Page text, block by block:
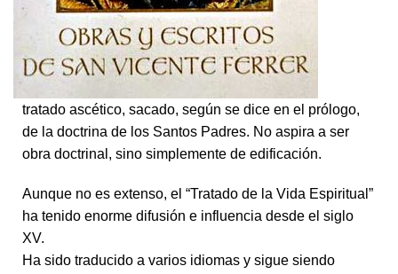
tratado ascético, sacado, según se dice en el prólogo,
de la doctrina de los Santos Padres. No aspira a ser
obra doctrinal, sino simplemente de edificación.
Aunque no es extenso, el “Tratado de la Vida Espiritual”
ha tenido enorme difusión e influencia desde el siglo
XV.
Ha sido traducido a varios idiomas y sigue siendo